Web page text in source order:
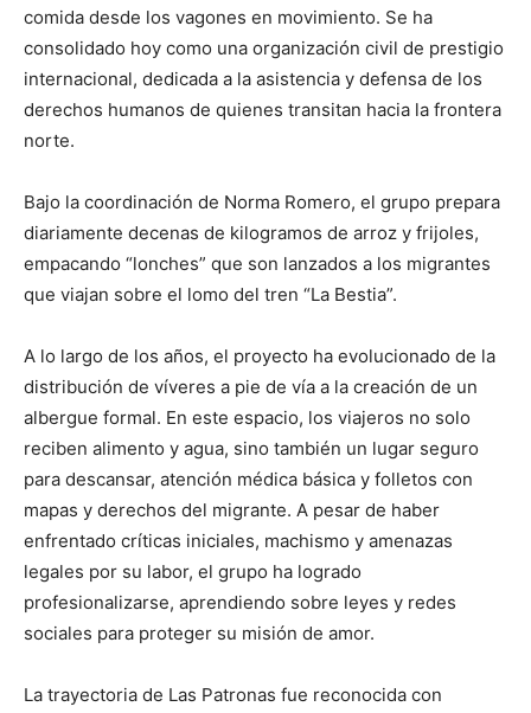
comida desde los vagones en movimiento. Se ha
consolidado hoy como una organización civil de prestigio
internacional, dedicada a la asistencia y defensa de los
derechos humanos de quienes transitan hacia la frontera
norte.
Bajo la coordinación de Norma Romero, el grupo prepara
diariamente decenas de kilogramos de arroz y frijoles,
empacando “lonches” que son lanzados a los migrantes
que viajan sobre el lomo del tren “La Bestia”.
A lo largo de los años, el proyecto ha evolucionado de la
distribución de víveres a pie de vía a la creación de un
albergue formal. En este espacio, los viajeros no solo
reciben alimento y agua, sino también un lugar seguro
para descansar, atención médica básica y folletos con
mapas y derechos del migrante. A pesar de haber
enfrentado críticas iniciales, machismo y amenazas
legales por su labor, el grupo ha logrado
profesionalizarse, aprendiendo sobre leyes y redes
sociales para proteger su misión de amor.
La trayectoria de Las Patronas fue reconocida con